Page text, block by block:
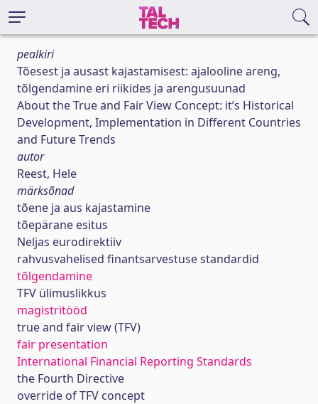
pealkiri
Tõesest ja ausast kajastamisest: ajalooline areng,
tõlgendamine eri riikides ja arengusuunad
About the True and Fair View Concept: it’s Historical
Development, Implementation in Different Countries
and Future Trends
autor
Reest, Hele
märksõnad
tõene ja aus kajastamine
tõepärane esitus
Neljas eurodirektiiv
rahvusvahelised finantsarvestuse standardid
tõlgendamine
TFV ülimuslikkus
magistritööd
true and fair view (TFV)
fair presentation
International Financial Reporting Standards
the Fourth Directive
override of TFV concept